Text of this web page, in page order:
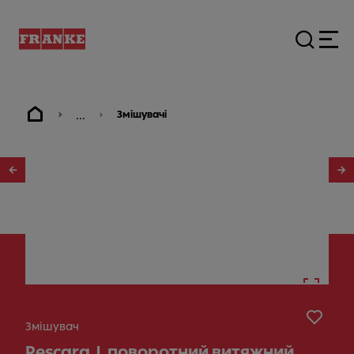
... Змішувачі
Змішувач